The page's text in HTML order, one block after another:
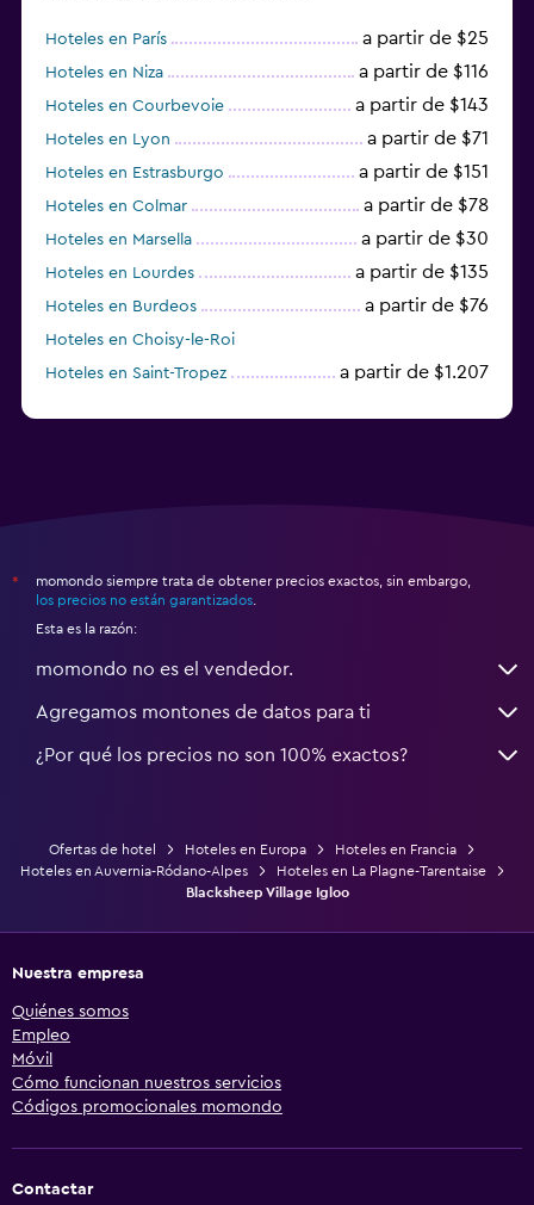
Hoteles en París a partir de $25
Hoteles en Niza a partir de $116
Hoteles en Courbevoie a partir de $143
Hoteles en Lyon a partir de $71
Hoteles en Estrasburgo a partir de $151
Hoteles en Colmar a partir de $78
Hoteles en Marsella a partir de $30
Hoteles en Lourdes a partir de $135
Hoteles en Burdeos a partir de $76
Hoteles en Choisy-le-Roi
Hoteles en Saint-Tropez
a partir de $1.207
*
momondo siempre trata de obtener precios exactos, sin embargo,
los precios no están garantizados
Esta es la razón:
momondo no es el vendedor.
Agregamos montones de datos para ti
¿Por qué los precios no son 100% exactos?
Ofertas de hotel Hoteles en Europa
Hoteles en Francia
Hoteles en Auvernia-Ródano-Alpes
Hoteles en La Plagne-Tarentaise
Blacksheep Village Igloo
Nuestra empresa
Quiénes somos
Empleo
Móvil
Cómo funcionan nuestros servicios
Códigos promocionales momondo
Contactar